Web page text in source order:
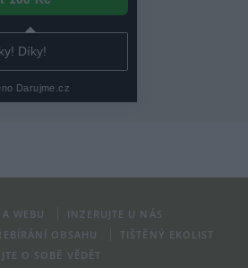
WEBU
INZERUJTE U NÁS
OBSAHU
TIŠTĚNÝ EKOLIST
O SOBĚ VĚDĚT